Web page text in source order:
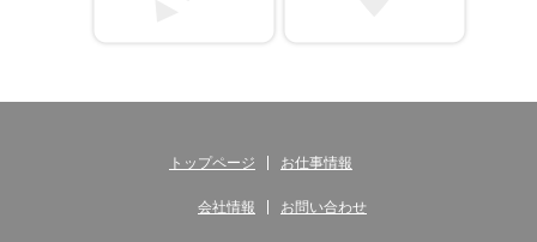
トップページ お仕事情報
会社情報 お問い合わせ